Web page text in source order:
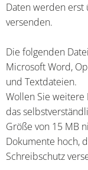
Daten werden
versenden.
Die folgenden
Microsoft Word,
und Textdateien.
Wollen Sie weitere
das
Größe von 15 MB
Dokumente hoch,
Schreibschutz